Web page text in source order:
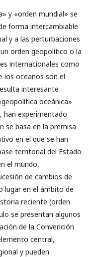
y «orden mundial» se
forma intercambiable
y a las perturbaciones
orden geopolítico o la
internacionales como
los oceanos son el
interesante
oceánica»
han experimentado
se basa en la premisa
en el que se han
territorial del Estado
el mundo,
de cambios de
lugar en el ámbito de
reciente (orden
se presentan algunos
de la Convención
central,
y pueden